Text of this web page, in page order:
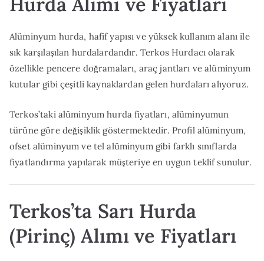
Alüminyum hurda, hafif yapısı ve yüksek kullanım alanı ile
sık karşılaşılan hurdalardandır. Terkos Hurdacı olarak
özellikle pencere doğramaları, araç jantları ve alüminyum
kutular gibi çeşitli kaynaklardan gelen hurdaları alıyoruz.
Terkos’taki alüminyum hurda fiyatları, alüminyumun
türüne göre değişiklik göstermektedir. Profil alüminyum,
ofset alüminyum ve tel alüminyum gibi farklı sınıflarda
fiyatlandırma yapılarak müşteriye en uygun teklif sunulur.
Terkos’ta Sarı Hurda
(Pirinç) Alımı ve Fiyatları